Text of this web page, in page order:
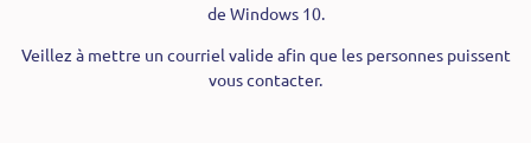
de Windows 10.
Veillez à mettre un courriel valide afin que les personnes puissent
vous contacter.